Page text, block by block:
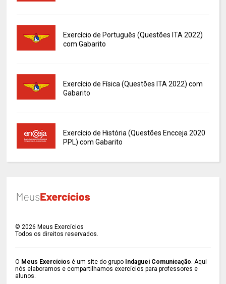
Exercício de Português (Questões ITA 2022)
com Gabarito
Exercício de Física (Questões ITA 2022) com
Gabarito
Exercício de História (Questões Encceja 2020
PPL) com Gabarito
©2026 Meus Exercícios
Todos os direitos reservados.
O Meus Exercícios é um site do grupo Indaguei Comunicação. Aqui
nós elaboramos e compartilhamos exercícios para professores e
alunos.